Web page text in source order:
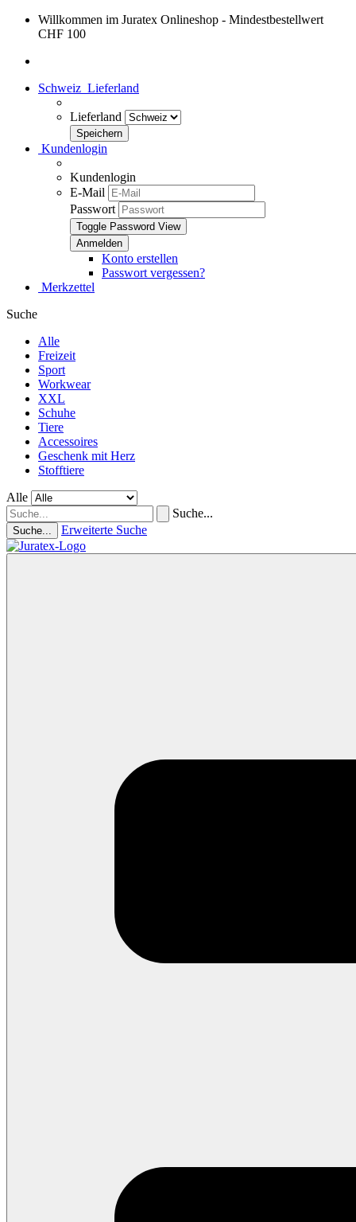
Willkommen im Juratex Onlineshop - Mindestbestellwert
CHF 100
Schweiz Lieferland
Lieferland
Kundenlogin
Kundenlogin
E-Mail
Passwort
Toggle Password View
Konto erstellen
Passwort vergessen?
Merkzettel
Suche
Alle
Freizeit
Sport
Workwear
XXL
Schuhe
Tiere
Accessoires
Geschenk mit Herz
Stofftiere
Alle
Suche...
Suche... Erweiterte Suche